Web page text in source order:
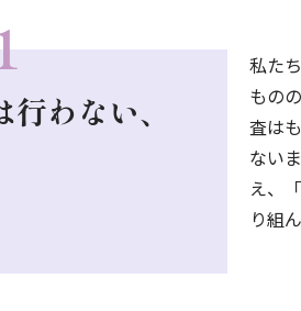
わない、
私た
もの
査は
ない
え、
り組